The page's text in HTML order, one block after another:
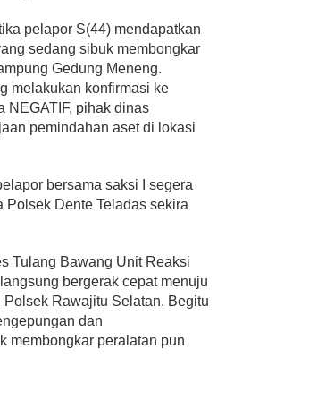
pelapor S(44) mendapatkan
sedang sibuk membongkar
Gedung Meneng.
melakukan konfirmasi ke
NEGATIF, pihak dinas
pemindahan aset di lokasi
bersama saksi I segera
Dente Teladas sekira
Tulang Bawang Unit Reaksi
bergerak cepat menuju
Rawajitu Selatan. Begitu
dan
membongkar peralatan pun